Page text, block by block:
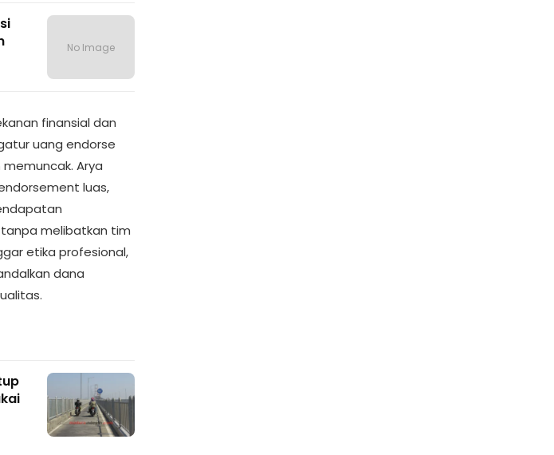
No Image
finansial dan
uang endorse
Arya
luas,
melibatkan tim
etika profesional,
dana